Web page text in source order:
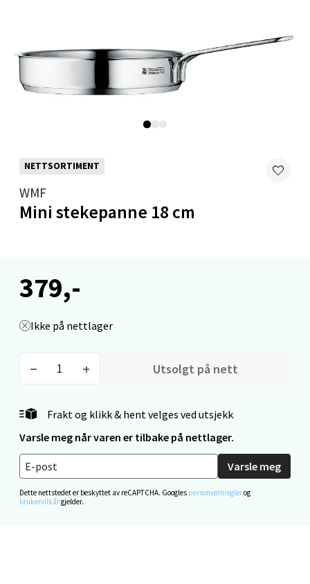
NETTSORTIMENT
WMF
Mini stekepanne 18 cm
379,-
Ikke på nettlager
Utsolgt på nett
Frakt og klikk & hent velges ved utsjekk
Varsle meg når varen er tilbake på nettlager.
Varsle meg
Dette nettstedet er beskyttet av reCAPTCHA. Googles personvernreglerog
brukervilkårgjelder.
Moafjæra 14, 7606 Levanger
Åpent i dag 10-20
0 i butikk
Mandal - Alti Mandal
Skarvøyveien 55, 4517 Mandal
Mo i Rana - Thon Senter Mo i Rana
Åpent i dag 09-19
0 i butikk
Velg